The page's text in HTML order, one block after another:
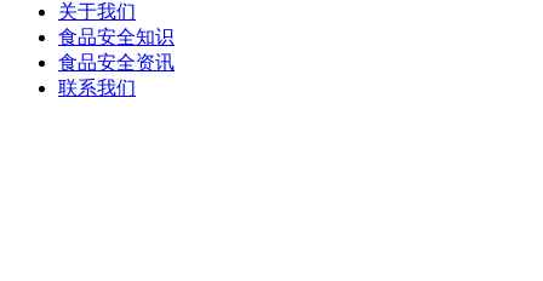
关于我们
食品安全知识
食品安全资讯
联系我们